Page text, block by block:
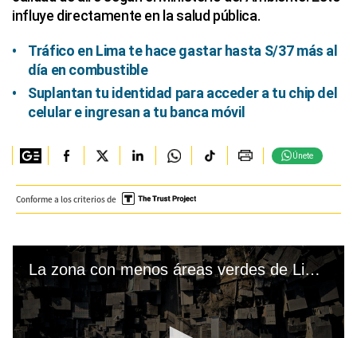
influye directamente en la salud pública.
Tráfico en Lima te hace gastar hasta S/37 más al
día en combustible
Suplantan tu identidad para acceder a tu chip del
celular e ingresan a tu banca móvil
Únete
Conforme a los criterios de
La zona con menos áreas verdes de Lima: no hay un solo árbol en kilómetros